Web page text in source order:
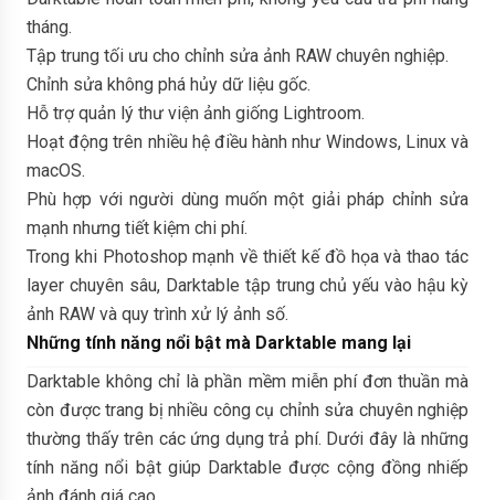
tháng.
Tập trung tối ưu cho chỉnh sửa ảnh RAW chuyên nghiệp.
Chỉnh sửa không phá hủy dữ liệu gốc.
Hỗ trợ quản lý thư viện ảnh giống Lightroom.
Hoạt động trên nhiều hệ điều hành như Windows, Linux và
macOS.
Phù hợp với người dùng muốn một giải pháp chỉnh sửa
mạnh nhưng tiết kiệm chi phí.
Trong khi Photoshop mạnh về thiết kế đồ họa và thao tác
layer chuyên sâu, Darktable tập trung chủ yếu vào hậu kỳ
ảnh RAW và quy trình xử lý ảnh số.
Những tính năng nổi bật mà Darktable mang lại
Darktable không chỉ là phần mềm miễn phí đơn thuần mà
còn được trang bị nhiều công cụ chỉnh sửa chuyên nghiệp
thường thấy trên các ứng dụng trả phí. Dưới đây là những
tính năng nổi bật giúp Darktable được cộng đồng nhiếp